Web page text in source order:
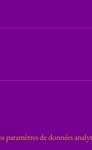
paramètres de données